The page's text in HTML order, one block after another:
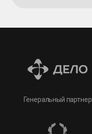
Генеральный партнер